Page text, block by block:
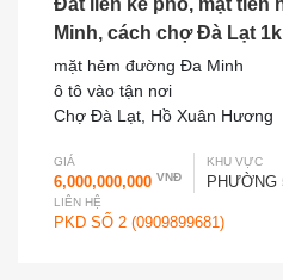
Đất liên kế phố, mặt tiền
Minh, cách chợ Đà Lạt
mặt hẻm đường Đa Minh
ô tô vào tận nơi
Chợ Đà Lạt, Hồ Xuân Hương
GIÁ
6,000,000,000 VNĐ
KHU VỰC
PHƯỜNG
LIÊN HỆ
PKD SỐ 2 (0909899681)